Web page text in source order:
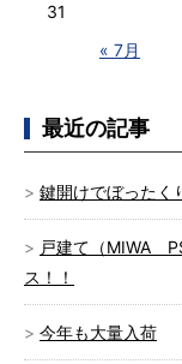
« 7月
31
最近の記事
鍵開けでぼったく
戸建て（MIWA
ス！！
今年も大量入荷